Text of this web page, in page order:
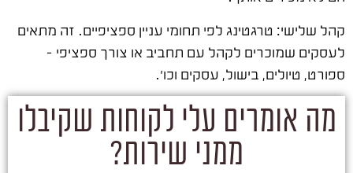
קהל שלישי: טרגטינג לפי תחומי עניין ספציפיים. זה מתאים
לעסקים שמוכרים לקהל עם תחביב או צורך ספציפי –
ספורט, טיולים, בישול, עסקים וכו'.
מה אומרים עלי לקוחות שקיבלו
ממני שירות?